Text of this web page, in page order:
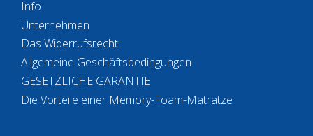
Info
Unternehmen
Das Widerrufsrecht
Allgemeine Geschäftsbedingungen
GESETZLICHE GARANTIE
Die Vorteile einer Memory-Foam-Matratze